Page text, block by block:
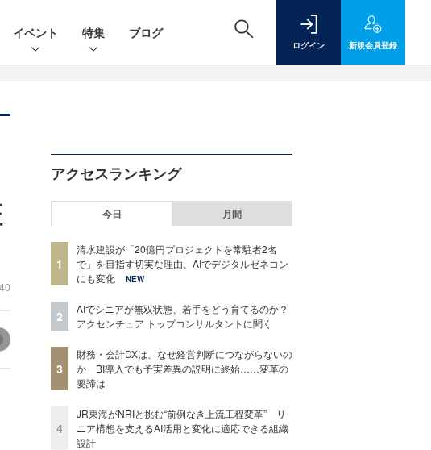
イベント 特集 ブログ
ログイン 新規会員登録
アクセスランキング
今日 月間
1
清水建設が「20億円プロジェクトを常駐者2名
で」を目指す切実な理由、AIでデジタルゼネコン
にも変化
NEW
2
AIでシニアが無双状態、若手をどう育てるのか？
アクセンチュア トップコンサルタントに聞く
3
財務・会計DXは、なぜ経営判断につながらないの
か BI導入でも予実差異の説明に終始……変革の
要諦は
4
JR東海がNRIと挑む“前例なき上流工程変革” リ
ニア構想を支えるAI活用と変化に適応できる組織
設計